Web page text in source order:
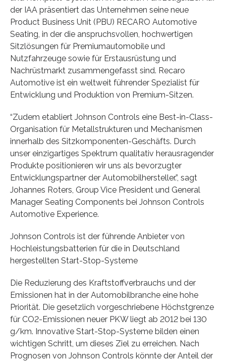
der IAA präsentiert das Unternehmen seine neue
Product Business Unit (PBU) RECARO Automotive
Seating, in der die anspruchsvollen, hochwertigen
Sitzlösungen für Premiumautomobile und
Nutzfahrzeuge sowie für Erstausrüstung und
Nachrüstmarkt zusammengefasst sind. Recaro
Automotive ist ein weltweit führender Spezialist für
Entwicklung und Produktion von Premium-Sitzen.
“Zudem etabliert Johnson Controls eine Best-in-Class-
Organisation für Metallstrukturen und Mechanismen
innerhalb des Sitzkomponenten-Geschäfts. Durch
unser einzigartiges Spektrum qualitativ herausragender
Produkte positionieren wir uns als bevorzugter
Entwicklungspartner der Automobilhersteller.”, sagt
Johannes Roters, Group Vice President und General
Manager Seating Components bei Johnson Controls
Automotive Experience.
Johnson Controls ist der führende Anbieter von
Hochleistungsbatterien für die in Deutschland
hergestellten Start-Stop-Systeme
Die Reduzierung des Kraftstoffverbrauchs und der
Emissionen hat in der Automobilbranche eine hohe
Priorität. Die gesetzlich vorgeschriebene Höchstgrenze
für CO2-Emissionen neuer PKW liegt ab 2012 bei 130
g/km. Innovative Start-Stop-Systeme bilden einen
wichtigen Schritt, um dieses Ziel zu erreichen. Nach
Prognosen von Johnson Controls könnte der Anteil der